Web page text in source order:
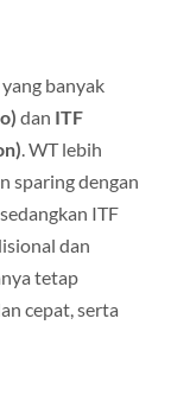
banyak
dan ITF
. WT lebih
sparing dengan
ITF
dan
tetap
cepat, serta